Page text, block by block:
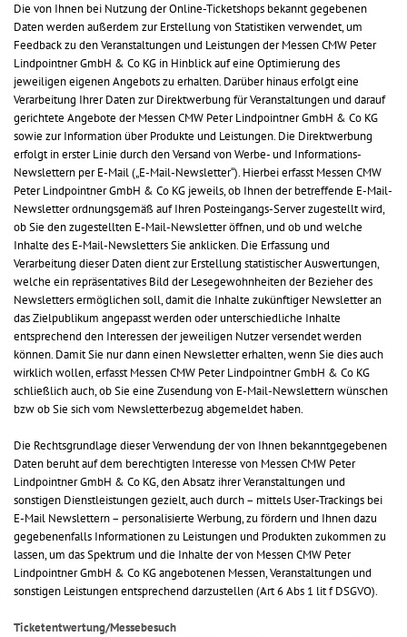
Die von Ihnen bei Nutzung der Online-Ticketshops bekannt gegebenen
Daten werden außerdem zur Erstellung von Statistiken verwendet, um
Feedback zu den Veranstaltungen und Leistungen der Messen CMW Peter
Lindpointner GmbH & Co KG in Hinblick auf eine Optimierung des
jeweiligen eigenen Angebots zu erhalten. Darüber hinaus erfolgt eine
Verarbeitung Ihrer Daten zur Direktwerbung für Veranstaltungen und darauf
gerichtete Angebote der Messen CMW Peter Lindpointner GmbH & Co KG
sowie zur Information über Produkte und Leistungen. Die Direktwerbung
erfolgt in erster Linie durch den Versand von Werbe- und Informations-
Newslettern per E-Mail („E-Mail-Newsletter“). Hierbei erfasst Messen CMW
Peter Lindpointner GmbH & Co KG jeweils, ob Ihnen der betreffende E-Mail-
Newsletter ordnungsgemäß auf Ihren Posteingangs-Server zugestellt wird,
ob Sie den zugestellten E-Mail-Newsletter öffnen, und ob und welche
Inhalte des E-Mail-Newsletters Sie anklicken. Die Erfassung und
Verarbeitung dieser Daten dient zur Erstellung statistischer Auswertungen,
welche ein repräsentatives Bild der Lesegewohnheiten der Bezieher des
Newsletters ermöglichen soll, damit die Inhalte zukünftiger Newsletter an
das Zielpublikum angepasst werden oder unterschiedliche Inhalte
entsprechend den Interessen der jeweiligen Nutzer versendet werden
können. Damit Sie nur dann einen Newsletter erhalten, wenn Sie dies auch
wirklich wollen, erfasst Messen CMW Peter Lindpointner GmbH & Co KG
schließlich auch, ob Sie eine Zusendung von E-Mail-Newslettern wünschen
bzw ob Sie sich vom Newsletterbezug abgemeldet haben.
Die Rechtsgrundlage dieser Verwendung der von Ihnen bekanntgegebenen
Daten beruht auf dem berechtigten Interesse von Messen CMW Peter
Lindpointner GmbH & Co KG, den Absatz ihrer Veranstaltungen und
sonstigen Dienstleistungen gezielt, auch durch – mittels User-Trackings bei
E-Mail Newslettern – personalisierte Werbung, zu fördern und Ihnen dazu
gegebenenfalls Informationen zu Leistungen und Produkten zukommen zu
lassen, um das Spektrum und die Inhalte der von Messen CMW Peter
Lindpointner GmbH & Co KG angebotenen Messen, Veranstaltungen und
sonstigen Leistungen entsprechend darzustellen (Art 6 Abs 1 lit f DSGVO).
Ticketentwertung/Messebesuch